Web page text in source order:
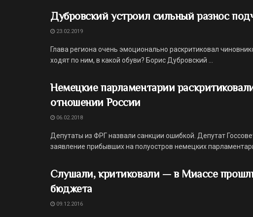
Дубровский устроил сильный разнос
23.02.2019
Глава региона очень эмоционально раскритиковал
ходят по ним, в какой обуви? Борис Дубровский ...
Немецкие парламентарии
отношении России
06.02.2018
Депутаты из ФРГ назвали санкции ошибкой. Депутат
заявление прибывших на полуостров немецких
Слушали, критиковали — в Миассе
бюджета
09.12.2016